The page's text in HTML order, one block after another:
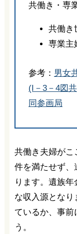
共働き・専
共働き
専業主
参考： 男女
(I－3－4図
同参画局
共働き夫婦がこ
件を満たせず、
ります。遺族
な収入源となり
ているか、事前
う。